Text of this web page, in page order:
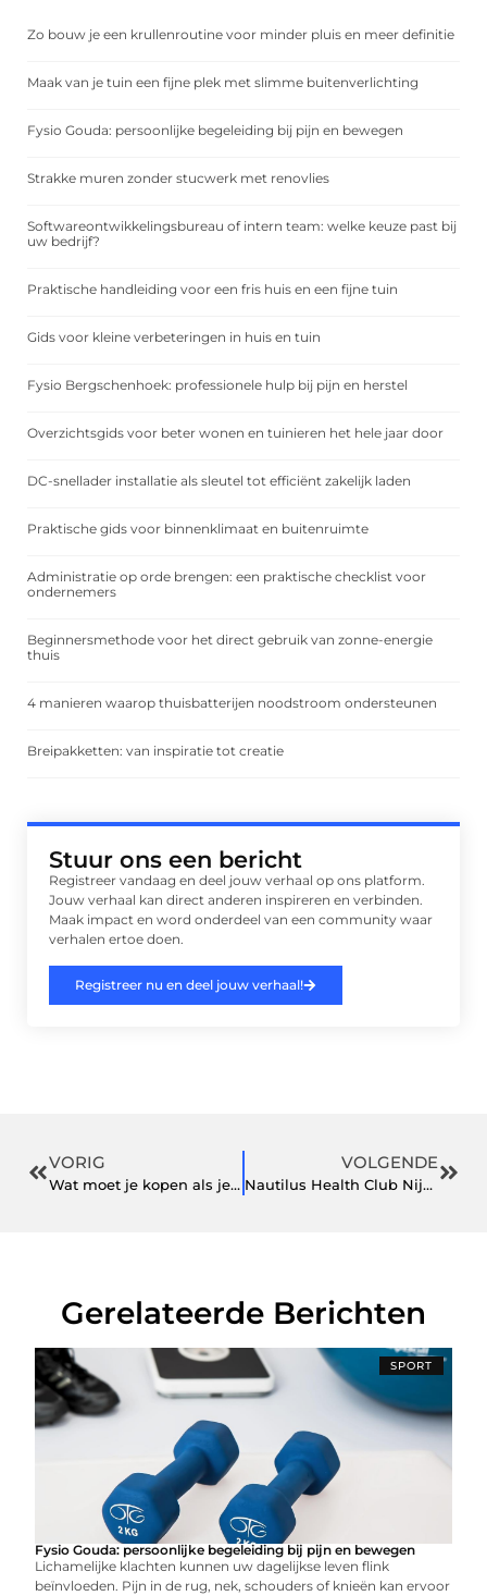
Zo bouw je een krullenroutine voor minder pluis en meer definitie
Maak van je tuin een fijne plek met slimme buitenverlichting
Fysio Gouda: persoonlijke begeleiding bij pijn en bewegen
Strakke muren zonder stucwerk met renovlies
Softwareontwikkelingsbureau of intern team: welke keuze past bij
uw bedrijf?
Praktische handleiding voor een fris huis en een fijne tuin
Gids voor kleine verbeteringen in huis en tuin
Fysio Bergschenhoek: professionele hulp bij pijn en herstel
Overzichtsgids voor beter wonen en tuinieren het hele jaar door
DC-snellader installatie als sleutel tot efficiënt zakelijk laden
Praktische gids voor binnenklimaat en buitenruimte
Administratie op orde brengen: een praktische checklist voor
ondernemers
Beginnersmethode voor het direct gebruik van zonne-energie
thuis
4 manieren waarop thuisbatterijen noodstroom ondersteunen
Breipakketten: van inspiratie tot creatie
Stuur ons een bericht
Registreer vandaag en deel jouw verhaal op ons platform.
Jouw verhaal kan direct anderen inspireren en verbinden.
Maak impact en word onderdeel van een community waar
verhalen ertoe doen.
Registreer nu en deel jouw verhaal!
VORIG
Wat moet je kopen als je een nieuwe auto hebt gekocht?
VOLGENDE
Nautilus Health Club Nijkerk: Jouw Ultieme Sportschoolervaring
Gerelateerde Berichten
SPORT
Fysio Gouda: persoonlijke begeleiding bij pijn en bewegen
Lichamelijke klachten kunnen uw dagelijkse leven flink
beïnvloeden. Pijn in de rug, nek, schouders of knieën kan ervoor